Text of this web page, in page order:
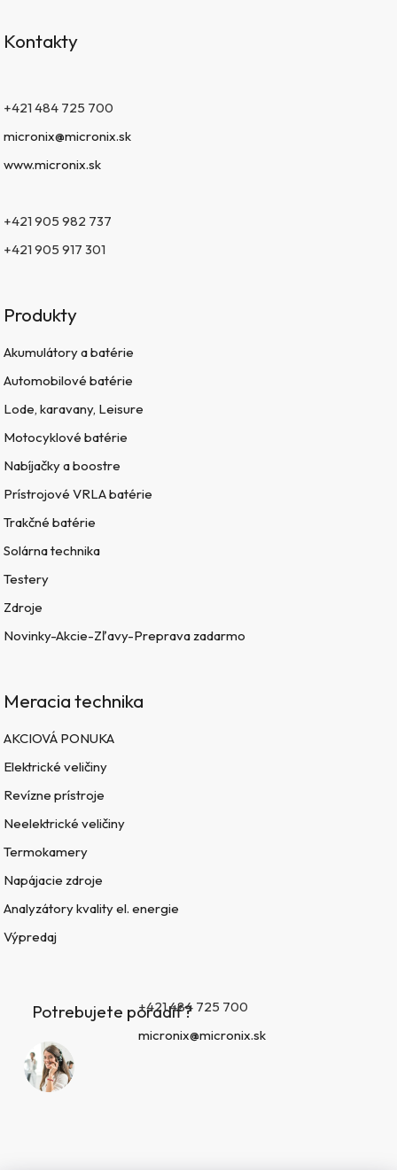
Kontakty
+421 484 725 700
micronix@micronix.sk
www.micronix.sk
+421 905 982 737
+421 905 917 301
Produkty
Akumulátory a batérie
Automobilové batérie
Lode, karavany, Leisure
Motocyklové batérie
Nabíjačky a boostre
Prístrojové VRLA batérie
Trakčné batérie
Solárna technika
Testery
Zdroje
Novinky-Akcie-Zľavy-Preprava zadarmo
Meracia technika
AKCIOVÁ PONUKA
Elektrické veličiny
Revízne prístroje
Neelektrické veličiny
Termokamery
Napájacie zdroje
Analyzátory kvality el. energie
Výpredaj
Potrebujete poradiť?+421 484 725 700
micronix@micronix.sk